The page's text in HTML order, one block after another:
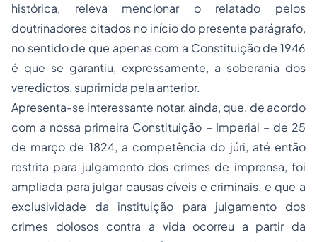
histórica, releva mencionar o relatado pelos
doutrinadores citados no início do presente parágrafo,
no sentido de que apenas com a Constituição de 1946
é que se garantiu, expressamente, a soberania dos
veredictos, suprimida pela anterior.
Apresenta-se interessante notar, ainda, que, de acordo
com a nossa primeira Constituição – Imperial – de 25
de março de 1824, a competência do júri, até então
restrita para julgamento dos crimes de imprensa, foi
ampliada para julgar causas cíveis e criminais, e que a
exclusividade da instituição para julgamento dos
crimes dolosos contra a vida ocorreu a partir da